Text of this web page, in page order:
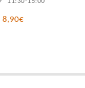
11:30-15:00
8,90€